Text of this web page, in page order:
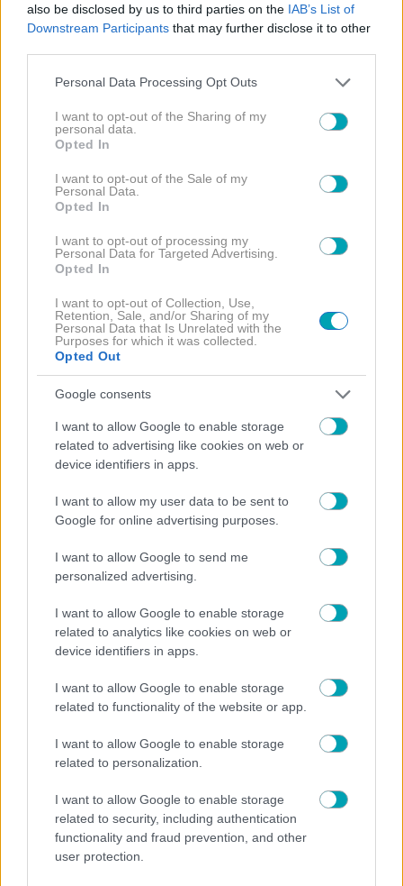
also be disclosed by us to third parties on the IAB’s List of
Downstream Participants that may further disclose it to other
Please note that this website/app uses one or more Google
not limited to your visit or usage behaviour. You may click to
grant or deny consent to Google and its third-party tags to
use your data for below specified purposes in below Google
consent section.
Personal Data Processing Opt Outs
I want to opt-out of the Sharing of my
personal data.
Opted In
I want to opt-out of the Sale of my
Personal Data.
Opted In
I want to opt-out of processing my
Personal Data for Targeted Advertising.
Opted In
I want to opt-out of Collection, Use,
Retention, Sale, and/or Sharing of my
Personal Data that Is Unrelated with the
Purposes for which it was collected.
Opted Out
Google consents
I want to allow Google to enable storage
related to advertising like cookies on web or
device identifiers in apps.
I want to allow my user data to be sent to
Google for online advertising purposes.
I want to allow Google to send me
personalized advertising.
I want to allow Google to enable storage
related to analytics like cookies on web or
device identifiers in apps.
I want to allow Google to enable storage
related to functionality of the website or app.
I want to allow Google to enable storage
related to personalization.
I want to allow Google to enable storage
related to security, including authentication
functionality and fraud prevention, and other
user protection.
ΔΙΑΒΑΣΤΕ
ΠΕΡΙΣΣΟΤΕΡΑ
Μελίνα Νικολαίδη: Ξανά ερωτευμένη η κόρη της
Βανδή- Όλες οι λεπτομέρειες